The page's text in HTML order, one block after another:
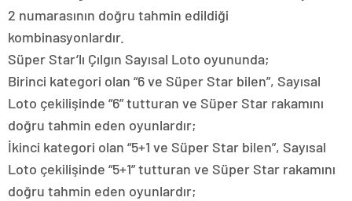
2 numarasının doğru tahmin edildiği
kombinasyonlardır.
Süper Star’lı Çılgın Sayısal Loto oyununda;
Birinci kategori olan “6 ve Süper Star bilen”, Sayısal
Loto çekilişinde “6” tutturan ve Süper Star rakamını
doğru tahmin eden oyunlardır;
İkinci kategori olan “5+1 ve Süper Star bilen”, Sayısal
Loto çekilişinde “5+1” tutturan ve Süper Star rakamını
doğru tahmin eden oyunlardır;